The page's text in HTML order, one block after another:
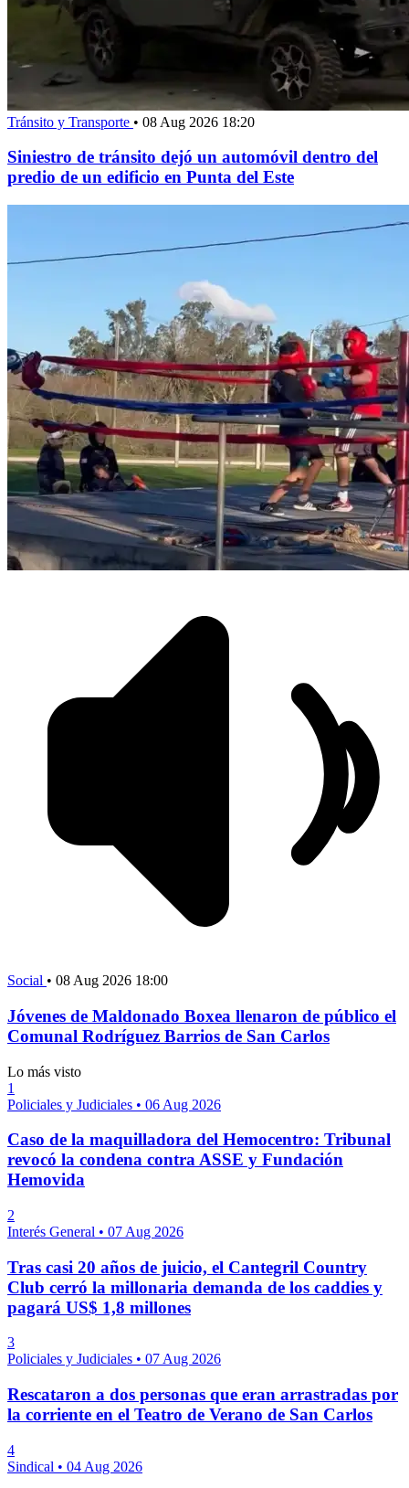
Tránsito y Transporte • 08 Aug 2026 18:20
Siniestro de tránsito dejó un automóvil dentro del
predio de un edificio en Punta del Este
Social • 08 Aug 2026 18:00
Jóvenes de Maldonado Boxea llenaron de público el
Comunal Rodríguez Barrios de San Carlos
Lo más visto
1
Policiales y Judiciales • 06 Aug 2026
Caso de la maquilladora del Hemocentro: Tribunal
revocó la condena contra ASSE y Fundación
Hemovida
2
Interés General • 07 Aug 2026
Tras casi 20 años de juicio, el Cantegril Country
Club cerró la millonaria demanda de los caddies y
pagará US$ 1,8 millones
3
Policiales y Judiciales • 07 Aug 2026
Rescataron a dos personas que eran arrastradas por
la corriente en el Teatro de Verano de San Carlos
4
Sindical • 04 Aug 2026